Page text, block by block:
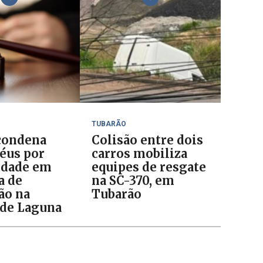
por
em
de
na
Laguna
TUBARÃO
Colisão entre dois
carros mobiliza
equipes de resgate
na SC-370, em
Tubarão